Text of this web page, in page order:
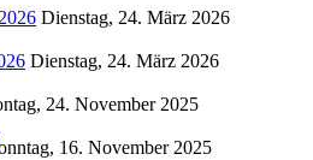
Dienstag, 24. März 2026
Dienstag, 24. März 2026
24. November 2025
16. November 2025